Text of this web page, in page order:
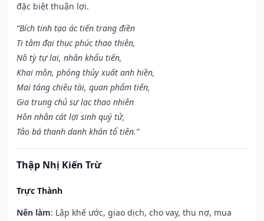
đặc biệt thuận lợi.
“Bích tinh tạo ác tiến trang điền
Ti tâm đại thục phúc thao thiên,
Nô tỳ tự lai, nhân khẩu tiến,
Khai môn, phóng thủy xuất anh hiền,
Mai táng chiêu tài, quan phẩm tiến,
Gia trung chủ sự lạc thao nhiên
Hôn nhân cát lợi sinh quý tử,
Tảo bá thanh danh khán tổ tiên.”
Thập Nhị Kiến Trừ
Trực Thành
Nên làm: Lập khế ước, giao dịch, cho vay, thu nợ, mua